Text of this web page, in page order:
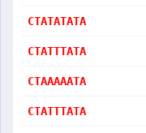
CTATATATA
CTATTTATA
CTAAAAATA
CTATTTATA